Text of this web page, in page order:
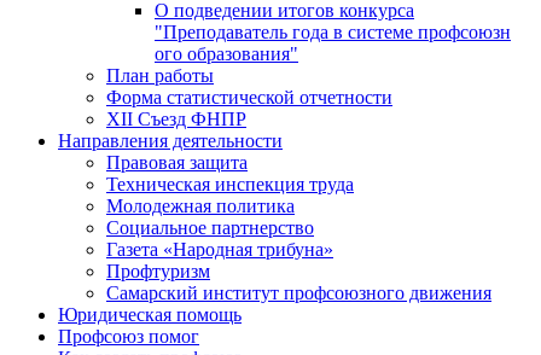
О подведении итогов конкурса
"Преподаватель года в системе профсоюзн
ого образования"
План работы
Форма статистической отчетности
XII Съезд ФНПР
Направления деятельности
Правовая защита
Техническая инспекция труда
Молодежная политика
Социальное партнерство
Газета «Народная трибуна»
Профтуризм
Самарский институт профсоюзного движения
Юридическая помощь
Профсоюз помог